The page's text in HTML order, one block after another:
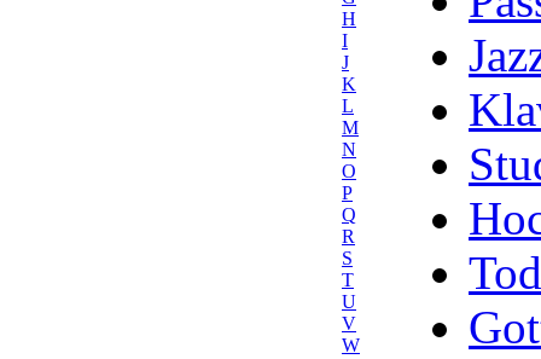
H
I
J
K
L
M
N
O
P
Q
R
S
T
U
V
W